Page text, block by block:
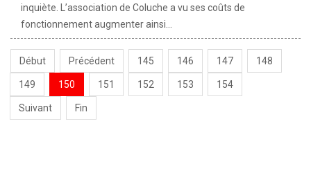
inquiète. L’association de Coluche a vu ses coûts de
fonctionnement augmenter ainsi...
Début Précédent 145 146 147 148
149 150 151 152 153 154
Suivant Fin